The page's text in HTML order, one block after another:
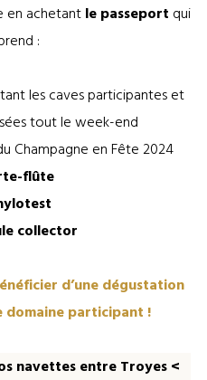
en achetantle passeport qui
:
les caves participantes et
tout le week-end
Champagne en Fête 2024
flûte
collector
d’une dégustation
domaine participant !
navettes entre Troyes <